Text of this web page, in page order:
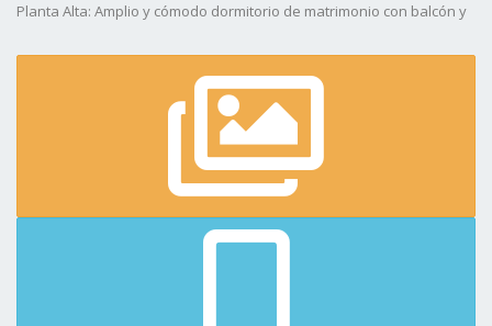
Planta Alta: Amplio y cómodo dormitorio de matrimonio con balcón y
Exteriores: Pérgola de estacionamiento compartida con la otra
unidad, parrilla y amoblamientos de mampostería para comer
afuera, sillones y mesita baja.